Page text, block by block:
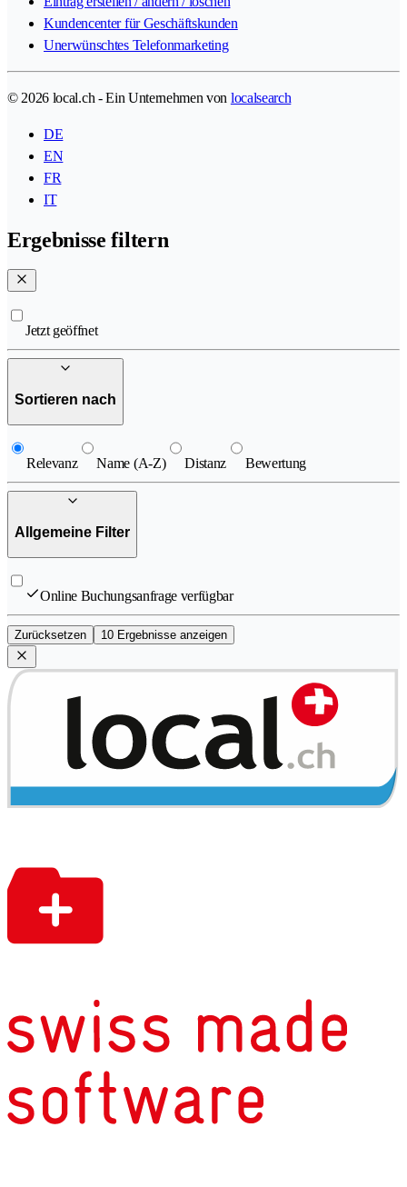
Kundencenter für Geschäftskunden
Unerwünschtes Telefonmarketing
© 2026 local.ch - Ein Unternehmen von localsearch
DE
EN
FR
IT
Ergebnisse filtern
Jetzt geöffnet
Sortieren nach
Relevanz Name (A-Z) Distanz Bewertung
Allgemeine Filter
Online Buchungsanfrage verfügbar
Zurücksetzen 10 Ergebnisse anzeigen